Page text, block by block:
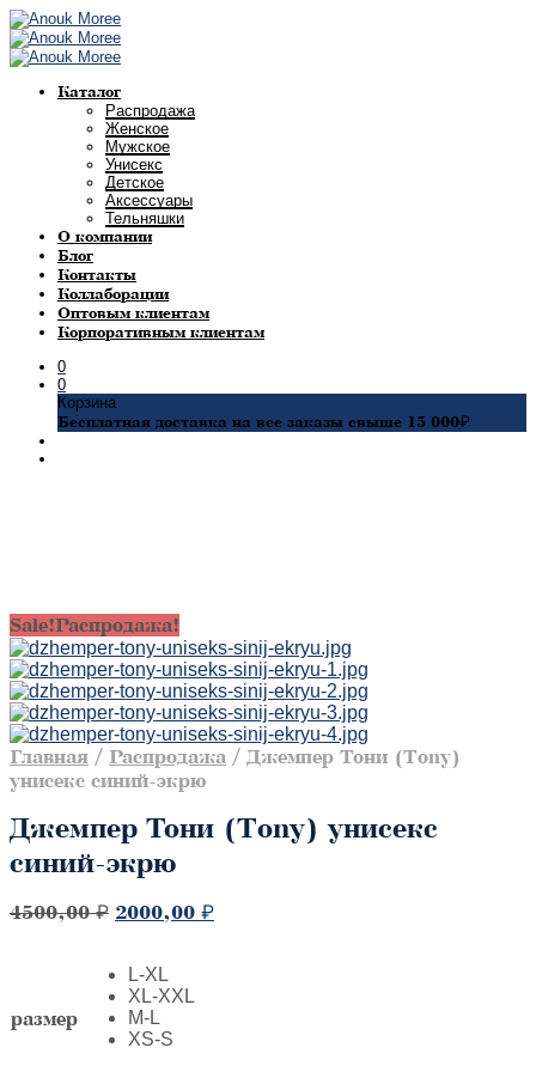
Каталог
Распродажа
Женское
Мужское
Унисекс
Детское
Аксессуары
Тельняшки
О компании
Блог
Контакты
Коллаборации
Оптовым клиентам
Корпоративным клиентам
0
0
Корзина
Бесплатная доставка на все заказы свыше 15 000₽
Sale!Распродажа!
Главная / Распродажа / Джемпер Тони (Tony)
унисекс синий-экрю
Джемпер Тони (Tony) унисекс
синий-экрю
4500,00₽ Первоначальная
4500,00 ₽.
2000,00 ₽Текущая
размер
L-XL
XL-XXL
M-L
XS-S